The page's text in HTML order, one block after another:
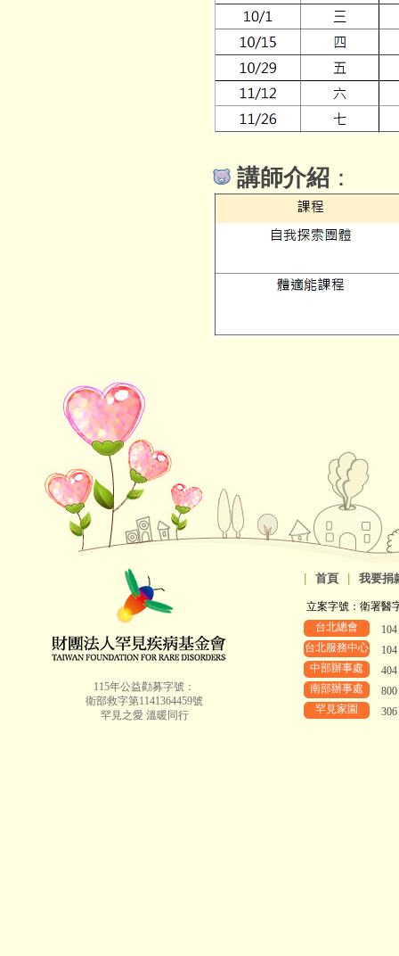
講師介紹 ：
115年公益勸募字號：
衛部救字第1141364459號
罕見之愛 溫暖同行
首頁 我要捐
立案字號：衛署醫
台北總會
台北服務中心
中部辦事處
南部辦事處
罕見家園